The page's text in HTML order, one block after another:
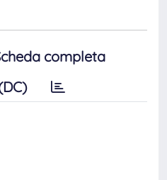
completa